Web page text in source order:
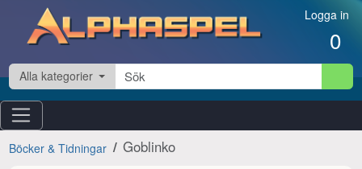
Hoppa till innehåll Logga in
0
Alla kategorier
Böcker & Tidningar Goblinko